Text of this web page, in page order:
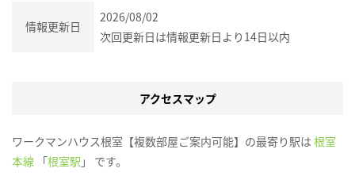
情報更新日
2026/08/02
次回更新日は情報更新日より14日以内
アクセスマップ
ワークマンハウス根室【複数部屋ご案内可能】の最寄り駅は 根室
本線 「根室駅 」 です。